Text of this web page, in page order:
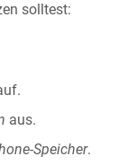
solltest:
aus.
Speicher.